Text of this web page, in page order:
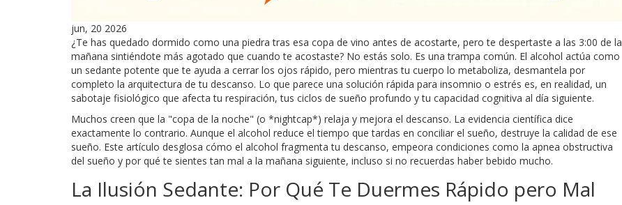
jun, 20 2026
¿Te has quedado dormido como una piedra tras esa copa de vino antes de acostarte, pero te despertaste a las 3:00 de la
mañana sintiéndote más agotado que cuando te acostaste? No estás solo. Es una trampa común. El alcohol actúa como
un sedante potente que te ayuda a cerrar los ojos rápido, pero mientras tu cuerpo lo metaboliza, desmantela por
completo la arquitectura de tu descanso. Lo que parece una solución rápida para insomnio o estrés es, en realidad, un
sabotaje fisiológico que afecta tu respiración, tus ciclos de sueño profundo y tu capacidad cognitiva al día siguiente.
Muchos creen que la "copa de la noche" (o *nightcap*) relaja y mejora el descanso. La evidencia científica dice
exactamente lo contrario. Aunque el alcohol reduce el tiempo que tardas en conciliar el sueño, destruye la calidad de ese
sueño. Este artículo desglosa cómo el alcohol fragmenta tu descanso, empeora condiciones como la apnea obstructiva
del sueño y por qué te sientes tan mal a la mañana siguiente, incluso si no recuerdas haber bebido mucho.
La Ilusión Sedante: Por Qué Te Duermes Rápido pero Mal